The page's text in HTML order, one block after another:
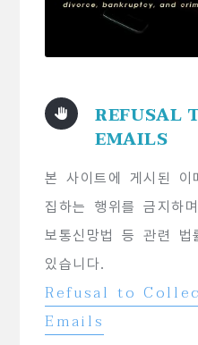
REFUSAL
EMAILS
본 사이트에 게시된 이
집하는 행위를 금지하
보통신망법 등 관련
있습니다.
Refusal to
Emails